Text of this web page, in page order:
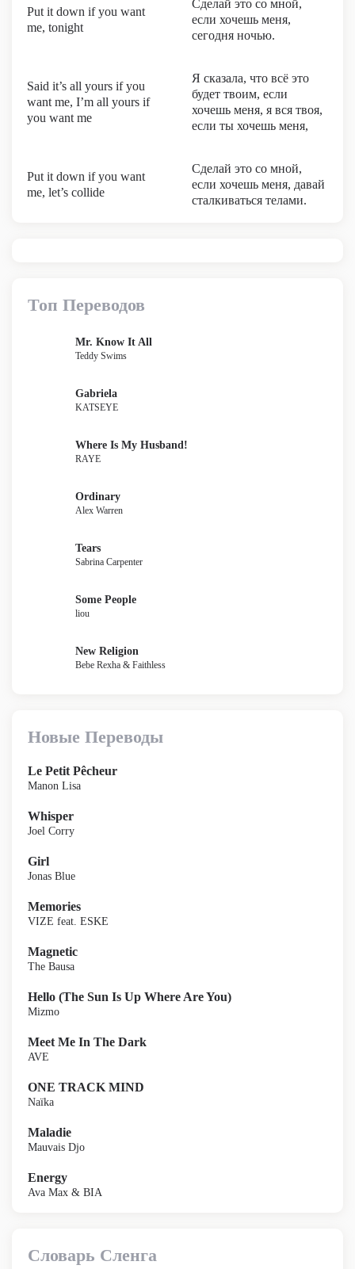
Put it down if you want
me, tonight
Сделай это со мной,
если хочешь меня,
сегодня ночью.
Said it’s all yours if you
want me, I’m all yours if
you want me
Я сказала, что всё это
будет твоим, если
хочешь меня, я вся твоя,
если ты хочешь меня,
Put it down if you want
me, let’s collide
Сделай это со мной,
если хочешь меня, давай
сталкиваться телами.
Топ Переводов
Mr. Know It All
Teddy Swims
Gabriela
KATSEYE
Where Is My Husband!
RAYE
Ordinary
Alex Warren
Tears
Sabrina Carpenter
Some People
liou
New Religion
Bebe Rexha & Faithless
Новые Переводы
Le Petit Pêcheur
Manon Lisa
Whisper
Joel Corry
Girl
Jonas Blue
Memories
VIZE feat. ESKE
Magnetic
The Bausa
Hello (The Sun Is Up Where Are You)
Mizmo
Meet Me In The Dark
AVE
ONE TRACK MIND
Naïka
Maladie
Mauvais Djo
Energy
Ava Max & BIA
Словарь Сленга